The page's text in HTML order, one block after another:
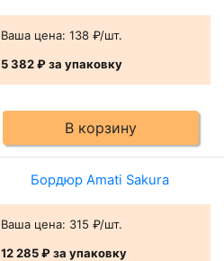
Ваша цена: 138 ₽/шт.
5 382 ₽за упаковку
В корзину
Бордюр Amati Sakura
Ваша цена: 315 ₽/шт.
12 285 ₽за упаковку